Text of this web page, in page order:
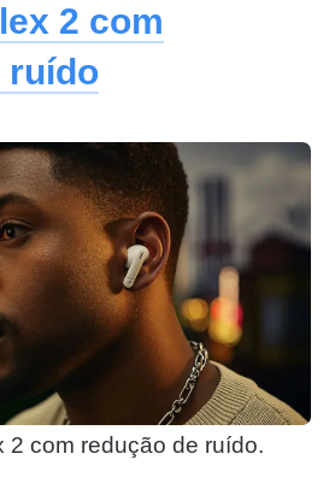
2 com
ruído
2 com redução de ruído.